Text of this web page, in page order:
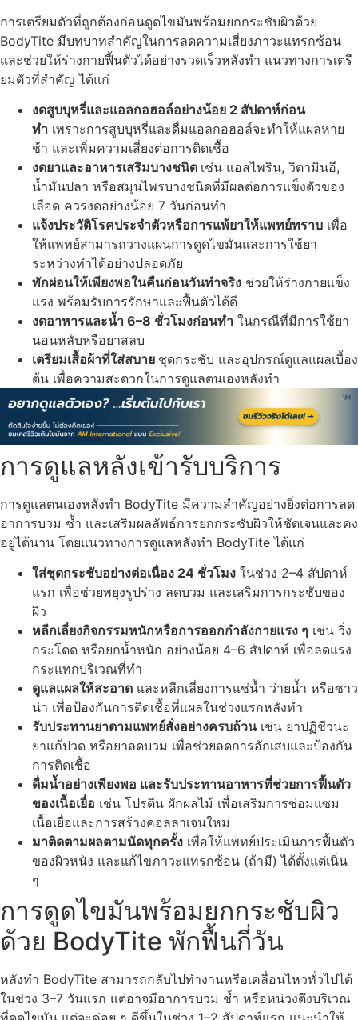
การเตรียมตัวที่ถูกต้องก่อนดูดไขมันพร้อมยกกระชับผิวด้วย
BodyTite มีบทบาทสำคัญในการลดความเสี่ยงภาวะแทรกซ้อน
และช่วยให้ร่างกายฟื้นตัวได้อย่างรวดเร็วหลังทำ แนวทางการเตรี
ยมตัวที่สำคัญ ได้แก่
งดสูบบุหรี่และแอลกอฮอล์อย่างน้อย 2 สัปดาห์ก่อน
ทำ เพราะการสูบบุหรี่และดื่มแอลกอฮอล์จะทำให้แผลหาย
ช้า และเพิ่มความเสี่ยงต่อการติดเชื้อ
งดยาและอาหารเสริมบางชนิด เช่น แอสไพริน, วิตามินอี,
น้ำมันปลา หรือสมุนไพรบางชนิดที่มีผลต่อการแข็งตัวของ
เลือด ควรงดอย่างน้อย 7 วันก่อนทำ
แจ้งประวัติโรคประจำตัวหรือการแพ้ยาให้แพทย์ทราบ เพื่อ
ให้แพทย์สามารถวางแผนการดูดไขมันและการใช้ยา
ระหว่างทำได้อย่างปลอดภัย
พักผ่อนให้เพียงพอในคืนก่อนวันทำจริง ช่วยให้ร่างกายแข็ง
แรง พร้อมรับการรักษาและฟื้นตัวได้ดี
งดอาหารและน้ำ 6–8 ชั่วโมงก่อนทำ ในกรณีที่มีการใช้ยา
นอนหลับหรือยาสลบ
เตรียมเสื้อผ้าที่ใส่สบาย ชุดกระชับ และอุปกรณ์ดูแลแผลเบื้อง
ต้น เพื่อความสะดวกในการดูแลตนเองหลังทำ
การดูแลหลังเข้ารับบริการ
การดูแลตนเองหลังทำ BodyTite มีความสำคัญอย่างยิ่งต่อการลด
อาการบวม ช้ำ และเสริมผลลัพธ์การยกกระชับผิวให้ชัดเจนและคง
อยู่ได้นาน โดยแนวทางการดูแลหลังทำ BodyTite ได้แก่
ใส่ชุดกระชับอย่างต่อเนื่อง 24 ชั่วโมง ในช่วง 2–4 สัปดาห์
แรก เพื่อช่วยพยุงรูปร่าง ลดบวม และเสริมการกระชับของ
ผิว
หลีกเลี่ยงกิจกรรมหนักหรือการออกกำลังกายแรง ๆ เช่น วิ่ง
กระโดด หรือยกน้ำหนัก อย่างน้อย 4–6 สัปดาห์ เพื่อลดแรง
กระแทกบริเวณที่ทำ
ดูแลแผลให้สะอาด และหลีกเลี่ยงการแช่น้ำ ว่ายน้ำ หรือซาว
น่า เพื่อป้องกันการติดเชื้อที่แผลในช่วงแรกหลังทำ
รับประทานยาตามแพทย์สั่งอย่างครบถ้วนเช่น ยาปฏิชีวนะ
ยาแก้ปวด หรือยาลดบวม เพื่อช่วยลดการอักเสบและป้องกัน
การติดเชื้อ
ดื่มน้ำอย่างเพียงพอ และรับประทานอาหารที่ช่วยการฟื้นตัว
ของเนื้อเยื่อ เช่น โปรตีน ผักผลไม้ เพื่อเสริมการซ่อมแซม
เนื้อเยื่อและการสร้างคอลลาเจนใหม่
มาติดตามผลตามนัดทุกครั้ง เพื่อให้แพทย์ประเมินการฟื้นตัว
ของผิวหนัง และแก้ไขภาวะแทรกซ้อน (ถ้ามี) ได้ตั้งแต่เนิ่น
ๆ
การดูดไขมันพร้อมยกกระชับผิว
ด้วย BodyTite พักฟื้นกี่วัน
หลังทำ BodyTite สามารถกลับไปทำงานหรือเคลื่อนไหวทั่วไปได้
ในช่วง 3–7 วันแรก แต่อาจมีอาการบวม ช้ำ หรือหน่วงตึงบริเวณ